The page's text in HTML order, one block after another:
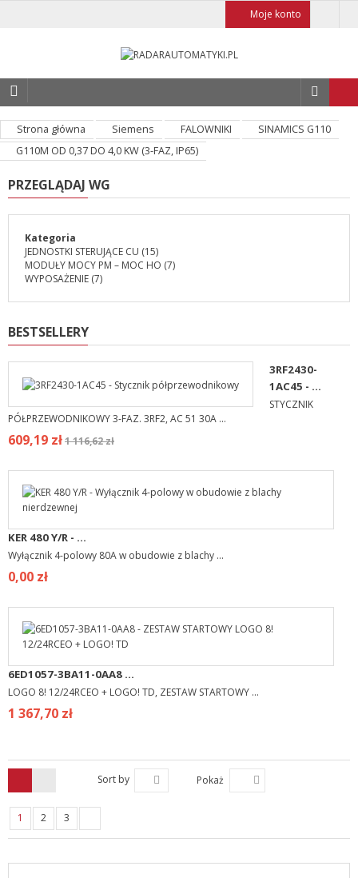
Moje konto
Strona główna Siemens FALOWNIKI
SINAMICS G110
G110M OD 0,37 DO 4,0 KW (3-FAZ, IP65)
PRZEGLĄDAJ WG
Kategoria
JEDNOSTKI STERUJĄCE CU (15)
MODUŁY MOCY PM – MOC HO (7)
WYPOSAŻENIE (7)
BESTSELLERY
3RF2430-
1AC45 - ...
STYCZNIK
PÓŁPRZEWODNIKOWY 3-FAZ. 3RF2, AC 51 30A ...
609,19 zł1 116,62 zł
KER 480 Y/R - ...
Wyłącznik 4-polowy 80A w obudowie z blachy ...
0,00 zł
6ED1057-3BA11-0AA8 ...
LOGO 8! 12/24RCEO + LOGO! TD, ZESTAW STARTOWY ...
1 367,70 zł
Sort by Pokaż
1 2 3